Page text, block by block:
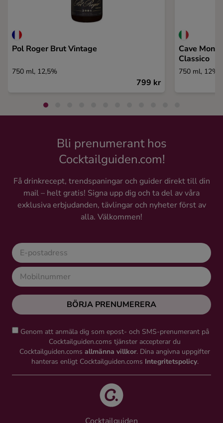
Pol Roger Brut Vintage
750 ml, 12,5%
799 kr
Cave Mont
Classico
750 ml, 12%
Bli prenumerant hos
Cocktailguiden.com!
Få drinkrecept, trendspaningar och guider direkt till din
mail – helt gratis! Signa upp dig och ta del av våra
exklusiva erbjudanden, tävlingar och nyheter först av
alla. Välkommen!
BÖRJA PRENUMERERA
Genom att anmäla dig som epost- och SMS-prenumerant på
Cocktailguiden.coms tjänster accepterar du
Cocktailguiden.coms allmänna villkor. Dina angivna uppgifter
hanteras enligt Cocktailguiden.coms Integritetspolicy.